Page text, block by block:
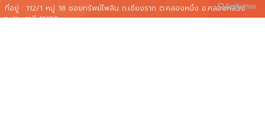
ที่อยู่ : 112/1 หมู่ 18 ซอยทรัพย์ไพลิน ถ.เชียงราก ต.คลองหนึ่ง อ.คลองหลวง
จ.ปทุมธานี 12120